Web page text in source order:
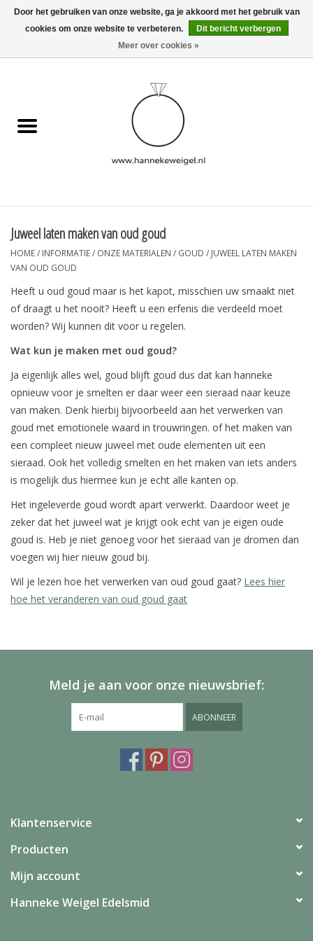
0 Artikelen - €0,00
Informatie
Blog
Juweel laten maken van oud goud
HOME/ INFORMATIE/ ONZE MATERIALEN / GOUD / JUWEEL LATEN MAKEN
VAN OUD GOUD
Heeft u oud goud maar is het kapot, misschien uw smaakt niet
of draagt u het nooit? Heeft u een erfenis die verdeeld moet
worden? Wij kunnen dit voor u regelen.
Wat kun je maken met oud goud?
Ja eigenlijk alles wel, goud blijft goud dus dat kan hanneke
opnieuw voor je smelten er daar weer een sieraad naar keuze
van maken. Denk hierbij bijvoorbeeld aan het verwerken van
goud met emotionele waard in trouwringen. of het maken van
een compleet nieuw juweel met oude elementen uit een
sieraad. Ook het volledig smelten en het maken van iets anders
is mogelijk dus hiermee kun je echt alle kanten op.
Het ingeleverde goud wordt apart verwerkt. Daardoor weet je
zeker dat het juweel wat je krijgt ook echt van je eigen oude
goud is. Heb je niet genoeg voor het sieraad van je dromen dan
voegen wij hier nieuw goud bij.
Wil je lezen hoe het verwerken van oud goud gaat? Lees hier
hoe het veranderen van oud goud gaat
Meld je aan voor onze nieuwsbrief:
ABONNEER
Klantenservice
Producten
Mijn account
Hanneke Weigel Edelsmid
Door het gebruiken van onze website, ga je akkoord met het gebruik van
cookies om onze website te verbeteren.
Dit bericht verbergen
Meer over cookies »